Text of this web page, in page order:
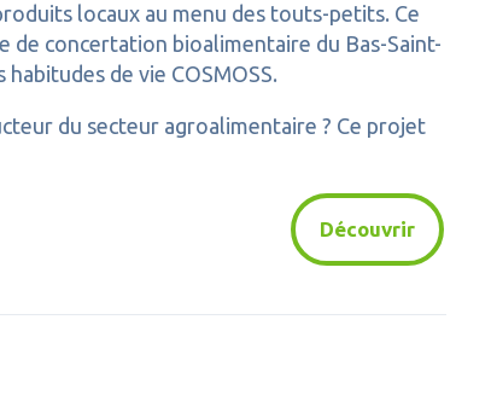
locaux au menu des touts-petits. Ce
de concertation bioalimentaire du Bas-Saint-
de vie COSMOSS.
du secteur agroalimentaire ? Ce projet
Découvrir